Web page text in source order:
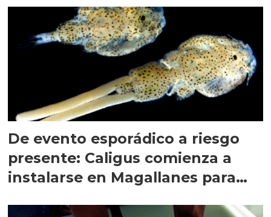
De evento esporádico a riesgo
presente: Caligus comienza a
instalarse en Magallanes para